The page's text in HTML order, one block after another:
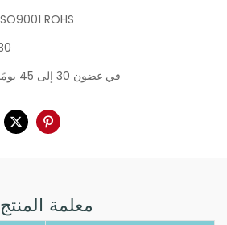
ROHS
في غضون 30 إلى 45 يومًا
معلمة المنتج